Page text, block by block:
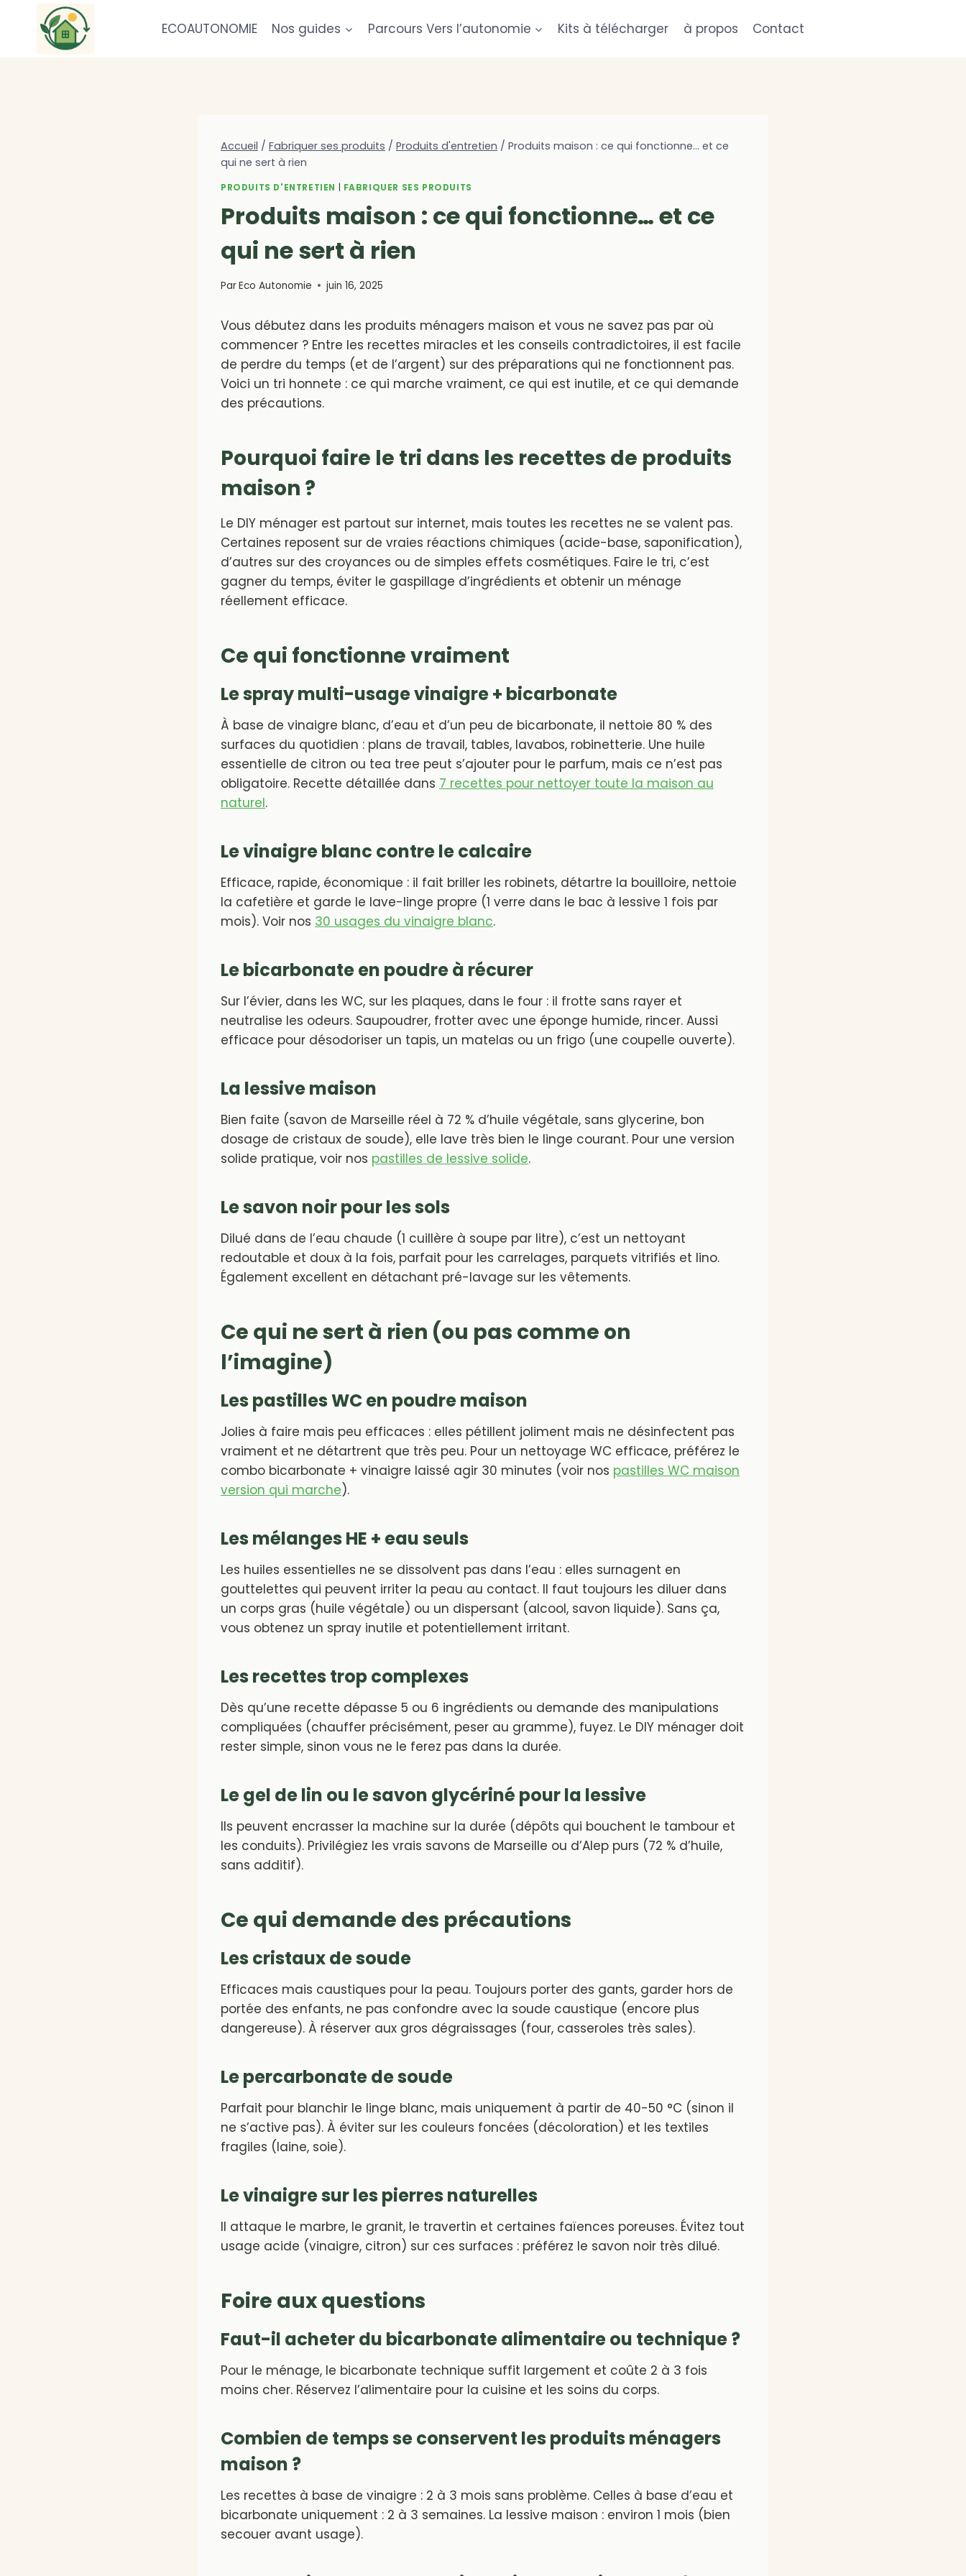
contenu
ECOAUTONOMIE Nos guides Parcours Vers l’autonomie Kits à télécharger à propos Contact
Accueil / Fabriquer ses produits / Produits d'entretien / Produits maison : ce qui fonctionne… et ce
qui ne sert à rien
PRODUITS D'ENTRETIEN FABRIQUER SES PRODUITS
Produits maison : ce qui fonctionne… et ce
qui ne sert à rien
ParEco Autonomie juin 16, 2025
Vous débutez dans les produits ménagers maison et vous ne savez pas par où
commencer ? Entre les recettes miracles et les conseils contradictoires, il est facile
de perdre du temps (et de l’argent) sur des préparations qui ne fonctionnent pas.
Voici un tri honnete : ce qui marche vraiment, ce qui est inutile, et ce qui demande
des précautions.
Pourquoi faire le tri dans les recettes de produits
maison ?
Le DIY ménager est partout sur internet, mais toutes les recettes ne se valent pas.
Certaines reposent sur de vraies réactions chimiques (acide-base, saponification),
d’autres sur des croyances ou de simples effets cosmétiques. Faire le tri, c’est
gagner du temps, éviter le gaspillage d’ingrédients et obtenir un ménage
réellement efficace.
Ce qui fonctionne vraiment
Le spray multi-usage vinaigre + bicarbonate
À base de vinaigre blanc, d’eau et d’un peu de bicarbonate, il nettoie 80 % des
surfaces du quotidien : plans de travail, tables, lavabos, robinetterie. Une huile
essentielle de citron ou tea tree peut s’ajouter pour le parfum, mais ce n’est pas
obligatoire. Recette détaillée dans 7 recettes pour nettoyer toute la maison au
naturel.
Le vinaigre blanc contre le calcaire
Efficace, rapide, économique : il fait briller les robinets, détartre la bouilloire, nettoie
la cafetière et garde le lave-linge propre (1 verre dans le bac à lessive 1 fois par
mois). Voir nos 30 usages du vinaigre blanc.
Le bicarbonate en poudre à récurer
Sur l’évier, dans les WC, sur les plaques, dans le four : il frotte sans rayer et
neutralise les odeurs. Saupoudrer, frotter avec une éponge humide, rincer. Aussi
efficace pour désodoriser un tapis, un matelas ou un frigo (une coupelle ouverte).
La lessive maison
Bien faite (savon de Marseille réel à 72 % d’huile végétale, sans glycerine, bon
dosage de cristaux de soude), elle lave très bien le linge courant. Pour une version
solide pratique, voir nos pastilles de lessive solide.
Le savon noir pour les sols
Dilué dans de l’eau chaude (1 cuillère à soupe par litre), c’est un nettoyant
redoutable et doux à la fois, parfait pour les carrelages, parquets vitrifiés et lino.
Également excellent en détachant pré-lavage sur les vêtements.
Ce qui ne sert à rien (ou pas comme on
l’imagine)
Les pastilles WC en poudre maison
Jolies à faire mais peu efficaces : elles pétillent joliment mais ne désinfectent pas
vraiment et ne détartrent que très peu. Pour un nettoyage WC efficace, préférez le
combo bicarbonate + vinaigre laissé agir 30 minutes (voir nos pastilles WC maison
version qui marche).
Les mélanges HE + eau seuls
Les huiles essentielles ne se dissolvent pas dans l’eau : elles surnagent en
gouttelettes qui peuvent irriter la peau au contact. Il faut toujours les diluer dans
un corps gras (huile végétale) ou un dispersant (alcool, savon liquide). Sans ça,
vous obtenez un spray inutile et potentiellement irritant.
Les recettes trop complexes
Dès qu’une recette dépasse 5 ou 6 ingrédients ou demande des manipulations
compliquées (chauffer précisément, peser au gramme), fuyez. Le DIY ménager doit
rester simple, sinon vous ne le ferez pas dans la durée.
Le gel de lin ou le savon glycériné pour la lessive
Ils peuvent encrasser la machine sur la durée (dépôts qui bouchent le tambour et
les conduits). Privilégiez les vrais savons de Marseille ou d’Alep purs (72 % d’huile,
sans additif).
Ce qui demande des précautions
Les cristaux de soude
Efficaces mais caustiques pour la peau. Toujours porter des gants, garder hors de
portée des enfants, ne pas confondre avec la soude caustique (encore plus
dangereuse). À réserver aux gros dégraissages (four, casseroles très sales).
Le percarbonate de soude
Parfait pour blanchir le linge blanc, mais uniquement à partir de 40-50 °C (sinon il
ne s’active pas). À éviter sur les couleurs foncées (décoloration) et les textiles
fragiles (laine, soie).
Le vinaigre sur les pierres naturelles
Il attaque le marbre, le granit, le travertin et certaines faïences poreuses. Évitez tout
usage acide (vinaigre, citron) sur ces surfaces : préférez le savon noir très dilué.
Foire aux questions
Faut-il acheter du bicarbonate alimentaire ou technique ?
Pour le ménage, le bicarbonate technique suffit largement et coûte 2 à 3 fois
moins cher. Réservez l’alimentaire pour la cuisine et les soins du corps.
Combien de temps se conservent les produits ménagers
maison ?
Les recettes à base de vinaigre : 2 à 3 mois sans problème. Celles à base d’eau et
bicarbonate uniquement : 2 à 3 semaines. La lessive maison : environ 1 mois (bien
secouer avant usage).